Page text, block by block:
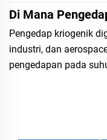
Di Mana
Pengedap kriogenik
industri, dan
pengedapan pada